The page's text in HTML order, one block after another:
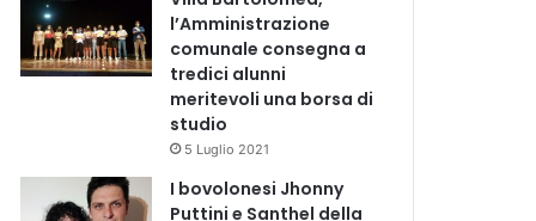
l’Amministrazione
comunale consegna a
tredici alunni
meritevoli una borsa di
studio
5 Luglio 2021
I bovolonesi Jhonny
Puttini e Santhel della